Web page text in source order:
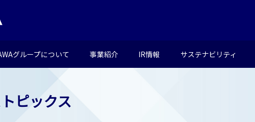
グループについて 事業紹介 IR情報 サステナビリティ
ピックス